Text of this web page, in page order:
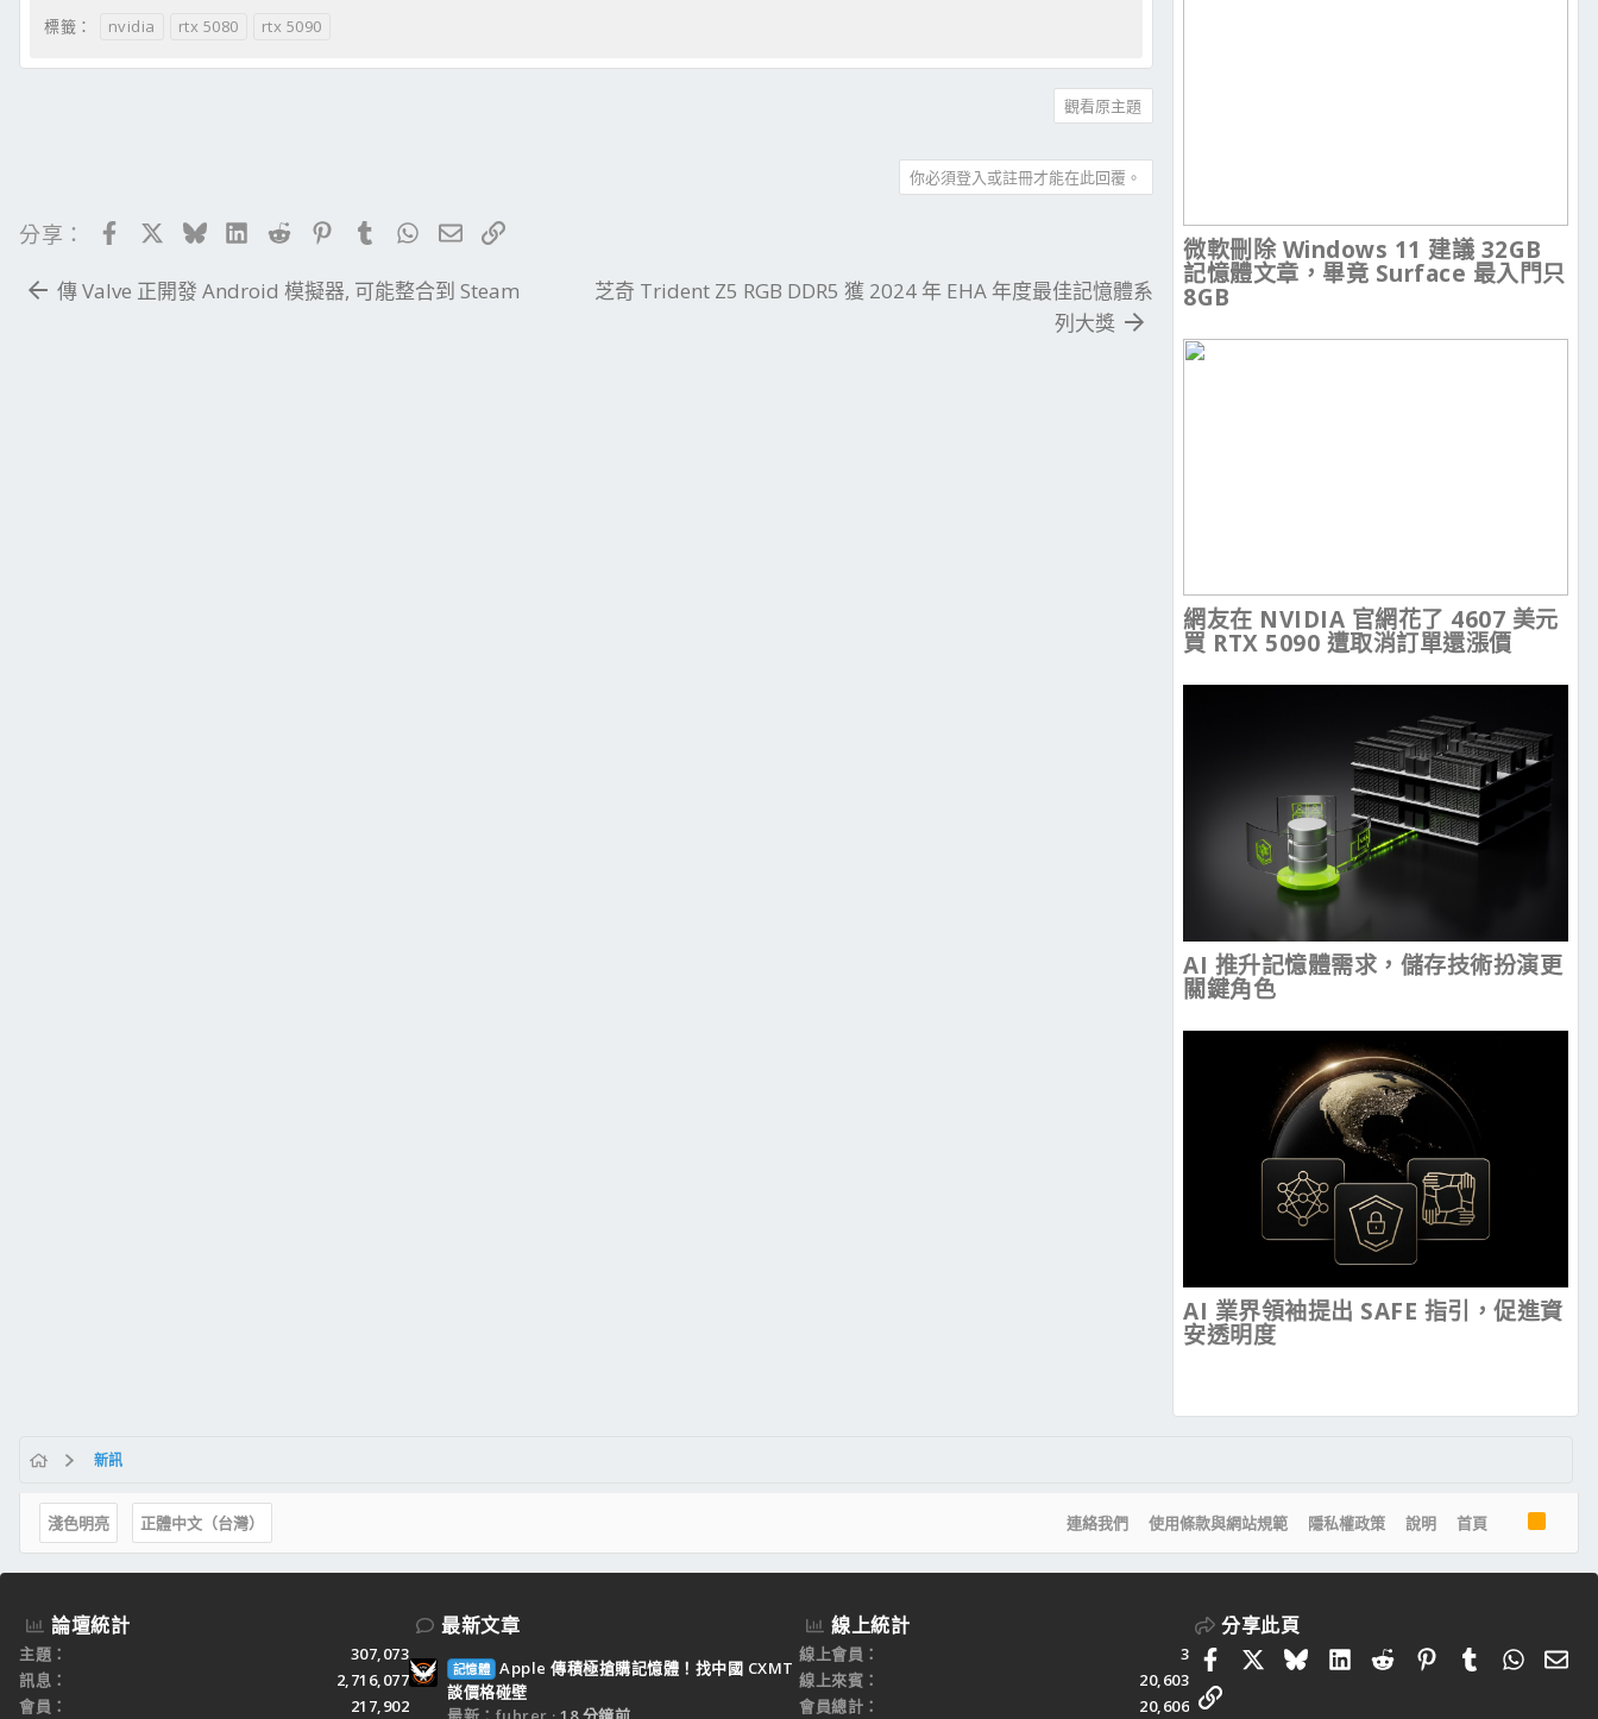
標籤： nvidia rtx 5080 rtx 5090
觀看原主題
你必須登入或註冊才能在此回覆。
分享： FacebookBlueskyLinkedIn
RedditPinterestTumblrWhatsApp
電子郵件
連結
傳 Valve 正開發 Android 模擬器, 可能整合到 Steam
芝奇 Trident Z5 RGB DDR5 獲 2024 年 EHA 年度最佳記憶體系
列大獎
微軟刪除 Windows 11 建議 32GB
記憶體文章，畢竟 Surface 最入門只
8GB
網友在 NVIDIA 官網花了 4607 美元
買 RTX 5090 遭取消訂單還漲價
AI 推升記憶體需求，儲存技術扮演更
關鍵角色
AI 業界領袖提出 SAFE 指引，促進資
安透明度
新訊
淺色明亮 正體中文（台灣） 連絡我們 使用條款與網站規範 隱私權政策 說明 首頁
S
論壇統計
主題
307,073
訊息
2,716,077
會員
217,902
最新文章
記憶體 Apple 傳積極搶購記憶體！找中國 CXMT
談價格碰壁
線上統計
線上會員
3
線上來賓
20,603
會員總計
20,606
分享此頁
FacebookBlueskyLinkedIn
RedditPinterestTumblr 電
連結